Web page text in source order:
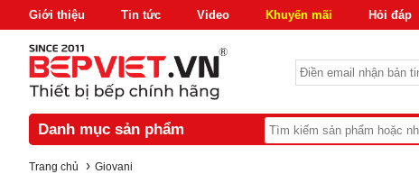
Giới thiệu Tin tức Video Khuyến mãi Hỏi đáp
Danh mục sản phẩm
Trang chủ › Giovani